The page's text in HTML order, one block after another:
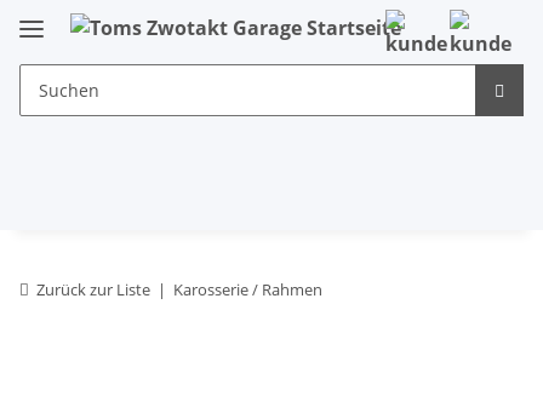
Zurück zur Liste Karosserie / Rahmen